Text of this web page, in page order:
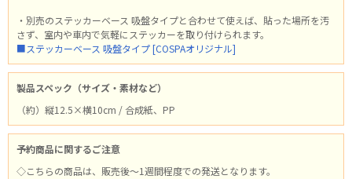
・別売のステッカーベース 吸盤タイプと合わせて使えば、貼った場所を汚
さず、室内や車内で気軽にステッカーを取り付けられます。
■ステッカーベース 吸盤タイプ [COSPAオリジナル]
製品スペック（サイズ・素材など）
（約）縦12.5×横10cm / 合成紙、PP
予約商品に関するご注意
◇こちらの商品は、販売後～1週間程度での発送となります。